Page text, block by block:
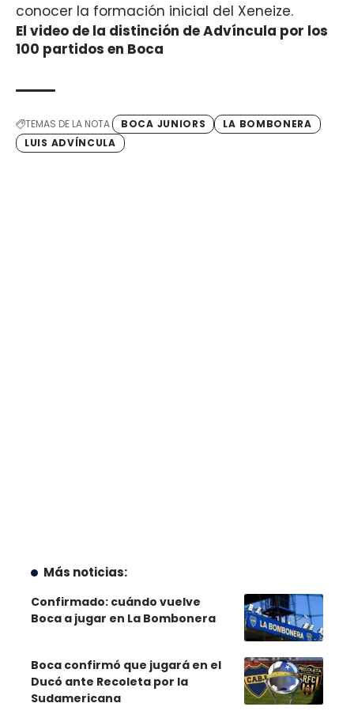
conocer la formación inicial del Xeneize.
El video de la distinción de Advíncula por los
100 partidos en Boca
TEMAS DE LA NOTA BOCA JUNIORS
LA BOMBONERA
LUIS ADVÍNCULA
Más noticias:
Confirmado: cuándo vuelve
Boca a jugar en La Bombonera
Boca confirmó que jugará en el
Ducó ante Recoleta por la
Sudamericana